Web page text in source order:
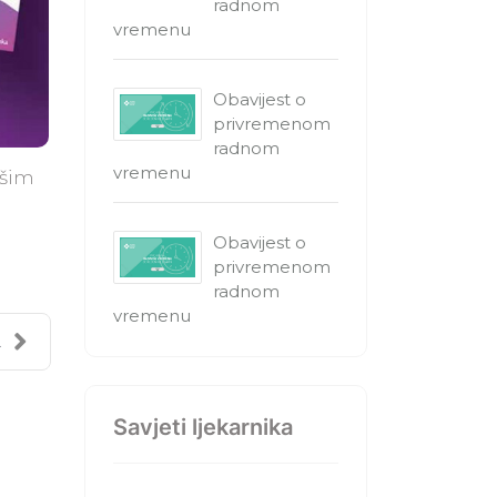
radnom
vremenu
Obavijest o
privremenom
radnom
vremenu
Obavijest o
privremenom
radnom
vremenu
Savjeti ljekarnika